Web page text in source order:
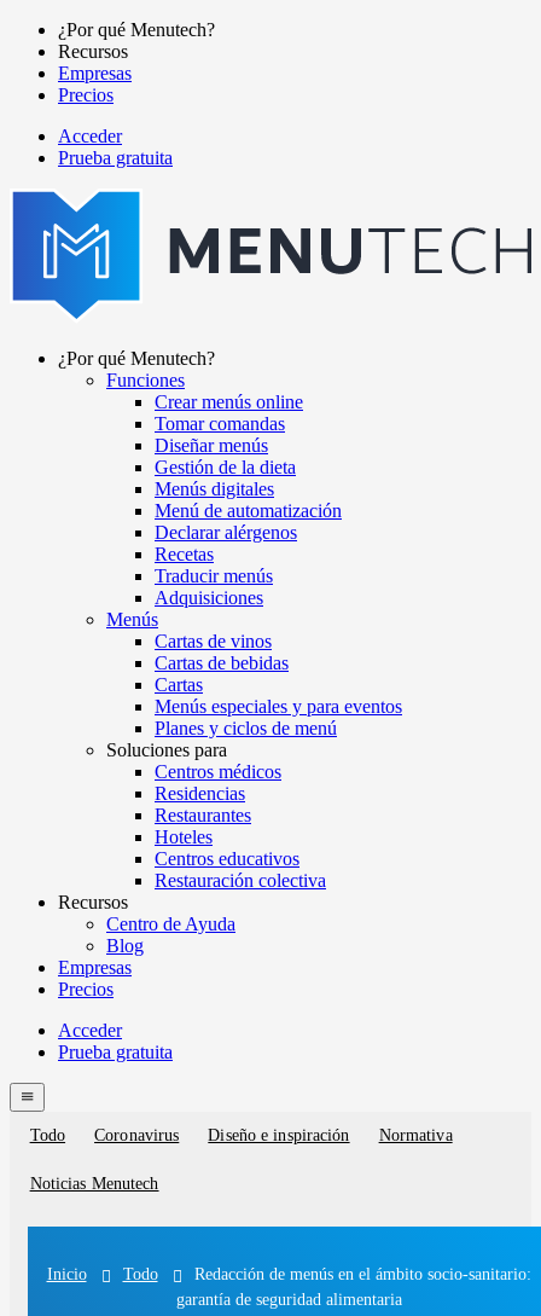
Pasar
contenido
principal
Main
navigation
¿Por qué Menutech?
Recursos
Empresas
Precios
menutech
navigation
Acceder
Prueba gratuita
navigation
¿Por qué Menutech?
Funciones
Crear menús online
Tomar comandas
Diseñar menús
Gestión de la dieta
Menús digitales
Menú de automatización
Declarar alérgenos
Recetas
Traducir menús
Adquisiciones
Menús
Cartas de vinos
Cartas de bebidas
Cartas
Menús especiales y para eventos
Planes y ciclos de menú
Soluciones para
Centros médicos
Residencias
Restaurantes
Hoteles
Centros educativos
Restauración colectiva
Recursos
Centro de Ayuda
Blog
Empresas
Precios
Menutech
navigation
Acceder
Prueba gratuita
menu
Blog
categories
Todo Coronavirus Diseño e inspiración Normativa
Noticias Menutech
Inicio Todo
Redacción de menús en el ámbito socio-sanitario:
garantía de seguridad alimentaria